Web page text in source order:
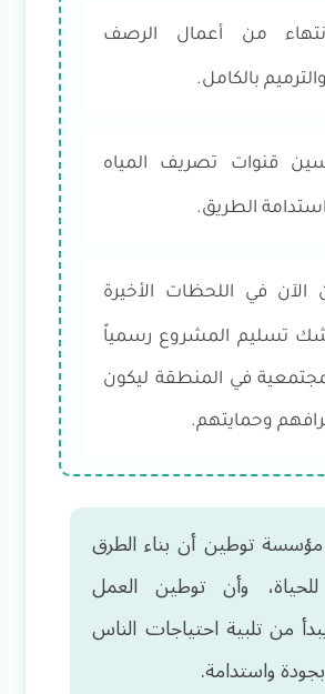
من أعمال الرصف
بالكامل.
قنوات تصريف المياه
الطريق.
الآن في اللحظات الأخيرة
تسليم المشروع رسمياً
في المنطقة ليكون
وحمايتهم.
توطين أن بناء الطرق
وأن توطين العمل
من تلبية احتياجات الناس
واستدامة.